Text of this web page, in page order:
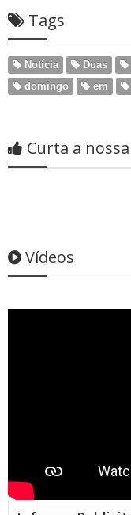
Tags
Notícia Duas
domingo
em
Curta a
Vídeos